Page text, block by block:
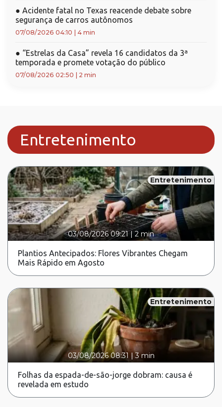
● Acidente fatal no Texas reacende debate sobre
segurança de carros autônomos
07/08/2026 04:10 4 min
● “Estrelas da Casa” revela 16 candidatos da 3ª
temporada e promete votação do público
07/08/2026 02:50 2 min
Entretenimento
Entretenimento
03/08/2026 09:21|2 min
Plantios Antecipados: Flores Vibrantes Chegam
Mais Rápido em Agosto
Entretenimento
03/08/2026 08:31 |3 min
Folhas da espada-de-são-jorge dobram: causa é
revelada em estudo